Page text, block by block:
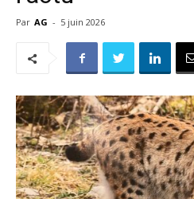
Par AG - 5 juin 2026